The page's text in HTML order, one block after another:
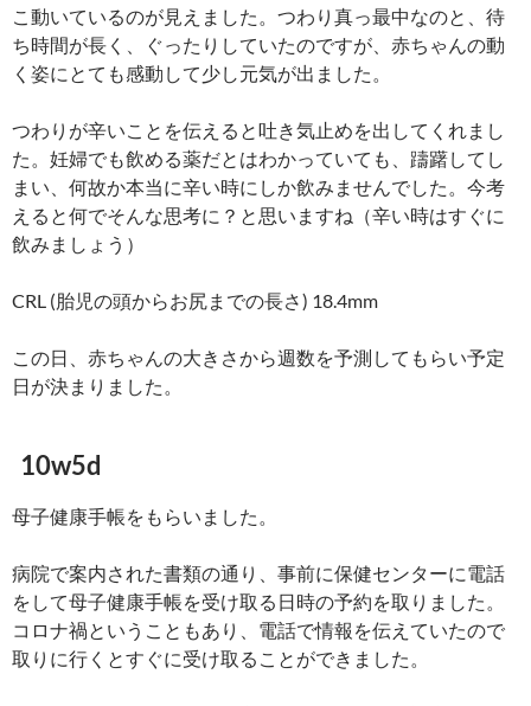
こ動いているのが見えました。つわり真っ最中なのと、待
ち時間が長く、ぐったりしていたのですが、赤ちゃんの動
く姿にとても感動して少し元気が出ました。
つわりが辛いことを伝えると吐き気止めを出してくれまし
た。妊婦でも飲める薬だとはわかっていても、躊躇してし
まい、何故か本当に辛い時にしか飲みませんでした。今考
えると何でそんな思考に？と思いますね（辛い時はすぐに
飲みましょう）
CRL (胎児の頭からお尻までの長さ) 18.4mm
この日、赤ちゃんの大きさから週数を予測してもらい予定
日が決まりました。
10w5d
母子健康手帳をもらいました。
病院で案内された書類の通り、事前に保健センターに電話
をして母子健康手帳を受け取る日時の予約を取りました。
コロナ禍ということもあり、電話で情報を伝えていたので
取りに行くとすぐに受け取ることができました。